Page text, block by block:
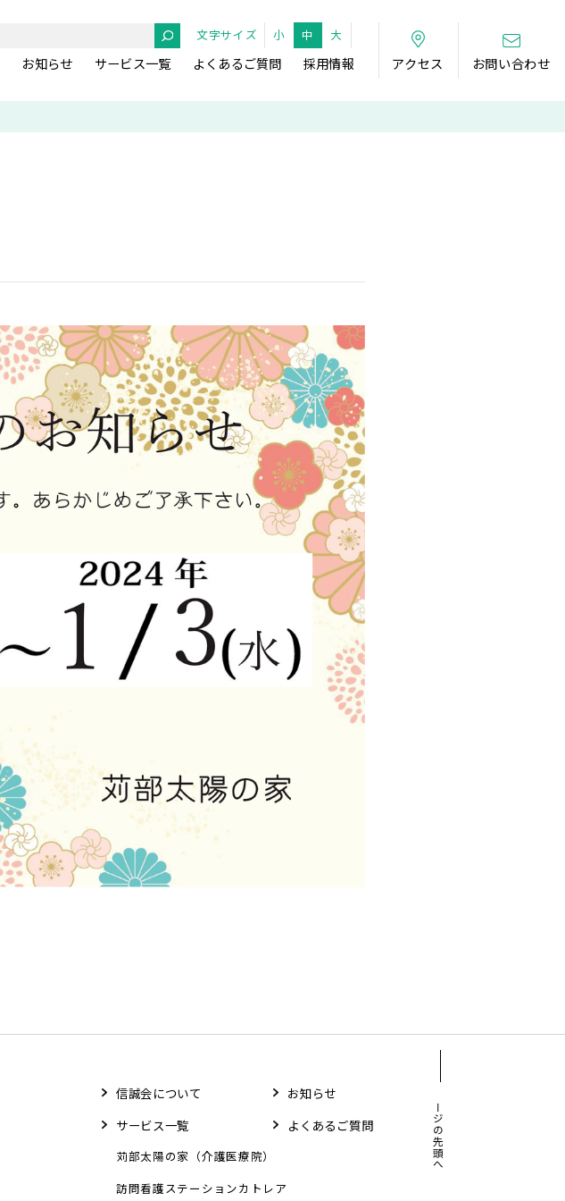
文字サイズ 小 中 大
お知らせ サービス一覧 よくあるご質問 採用情報 アクセス お問い合わせ
信誠会について
お知らせ
サービス一覧
苅部太陽の家（介護医療院）
訪問看護ステーションカトレア
よくあるご質問 ページの先頭へ